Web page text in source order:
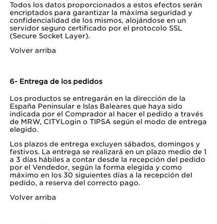
Todos los datos proporcionados a estos efectos serán
encriptados para garantizar la máxima seguridad y
confidencialidad de los mismos, alojándose en un
servidor seguro certificado por el protocolo SSL
(Secure Socket Layer).
Volver arriba
6- Entrega de los pedidos
Los productos se entregarán en la dirección de la
España Peninsular e Islas Baleares que haya sido
indicada por el Comprador al hacer el pedido a través
de MRW, CITYLogin o TIPSA según el modo de entrega
elegido.
Los plazos de entrega excluyen sábados, domingos y
festivos. La entrega se realizará en un plazo medio de 1
a 3 días hábiles a contar desde la recepción del pedido
por el Vendedor, según la forma elegida y como
máximo en los 30 siguientes días a la recepción del
pedido, a reserva del correcto pago.
Volver arriba